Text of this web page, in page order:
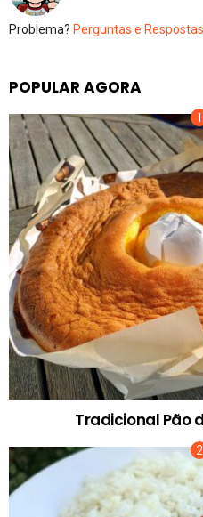
Problema? Perguntas e
POPULAR AGORA
Tradicional Pão